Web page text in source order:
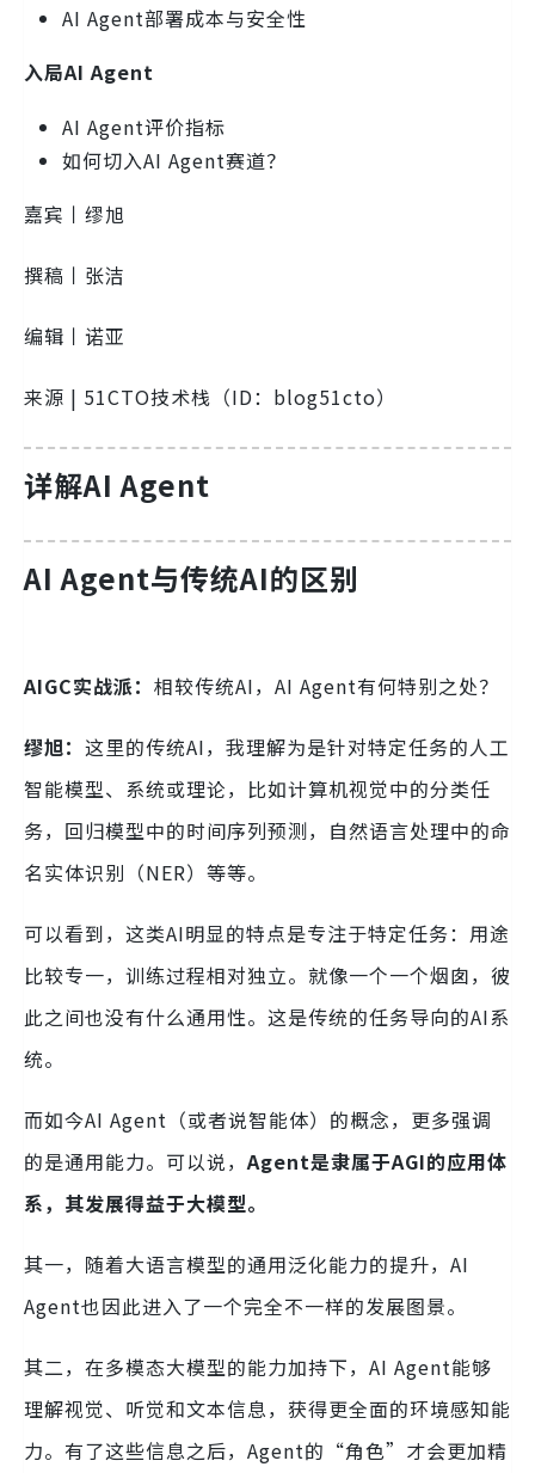
AI Agent部署成本与安全性
入局AI Agent
AI Agent评价指标
如何切入AI Agent赛道？
嘉宾丨缪旭
撰稿丨张洁
编辑丨诺亚
来源 | 51CTO技术栈（ID：blog51cto）
详解AI Agent
AI Agent与传统AI的区别
AIGC实战派： 相较传统AI，AI Agent有何特别之处？
缪旭： 这里的传统AI，我理解为是针对特定任务的人工
智能模型、系统或理论，比如计算机视觉中的分类任
务，回归模型中的时间序列预测，自然语言处理中的命
名实体识别（NER）等等。
可以看到，这类AI明显的特点是专注于特定任务：用途
比较专一，训练过程相对独立。就像一个一个烟囱，彼
此之间也没有什么通用性。这是传统的任务导向的AI系
统。
而如今AI Agent（或者说智能体）的概念，更多强调
的是通用能力。可以说，Agent是隶属于AGI的应用体
系，其发展得益于大模型。
其一，随着大语言模型的通用泛化能力的提升，AI
Agent也因此进入了一个完全不一样的发展图景。
其二，在多模态大模型的能力加持下，AI Agent能够
理解视觉、听觉和文本信息，获得更全面的环境感知能
力。有了这些信息之后，Agent的“角色”才会更加精